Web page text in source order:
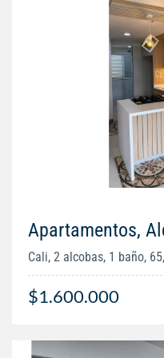
Apartamentos,
Cali, 2 alcobas, 1 baño,
$1.600.000